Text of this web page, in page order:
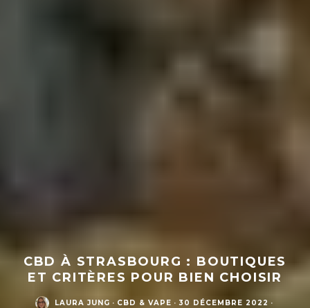
CBD À STRASBOURG : BOUTIQUES
ET CRITÈRES POUR BIEN CHOISIR
LAURA JUNG · CBD & VAPE · 30 DÉCEMBRE 2022 ·